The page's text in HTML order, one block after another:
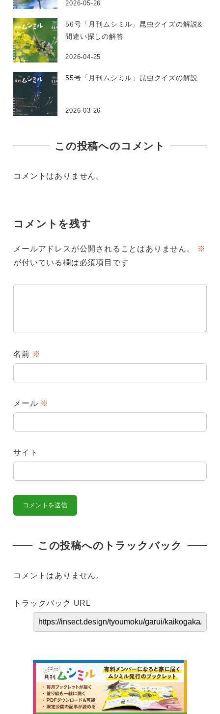
2026-05-26
56号「月刊ムシミル」昆虫クイズの解説&
間違い探しの解答
2026-04-25
55号「月刊ムシミル」昆虫クイズの解説
2026-03-26
この投稿へのコメント
コメントはありません。
コメントを残す
メールアドレスが公開されることはありません。
※
が付いている欄は必須項目です
名前 ※
メール ※
サイト
この投稿へのトラックバック
コメントはありません。
トラックバック URL